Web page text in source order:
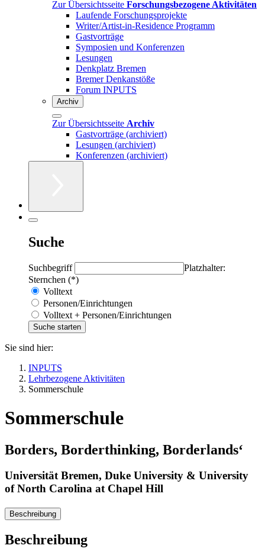
Zur Übersichtsseite Forschungsbezogene Aktivitäten
Laufende Forschungsprojekte
Writer/Artist-in-Residence Programm
Gastvorträge
Symposien und Konferenzen
Lesungen
Denkplatz Bremen
Bremer Denkanstöße
Forum INPUTS
Archiv
Zur Übersichtsseite Archiv
Gastvorträge (archiviert)
Lesungen (archiviert)
Konferenzen (archiviert)
Suche
Suchbegriff
Platzhalter:
Sternchen (*)
Volltext
Personen/Einrichtungen
Volltext + Personen/Einrichtungen
Sie sind hier:
INPUTS
Lehrbezogene Aktivitäten
Sommerschule
Sommerschule
Borders, Borderthinking, Borderlands‘
Universität Bremen, Duke University & University
of North Carolina at Chapel Hill
Beschreibung
Beschreibung